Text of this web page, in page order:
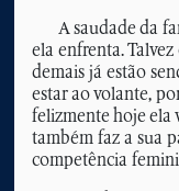
A saudade da
ela enfrenta.
demais já estão
estar ao volante,
felizmente hoje ela
também faz a sua
competência